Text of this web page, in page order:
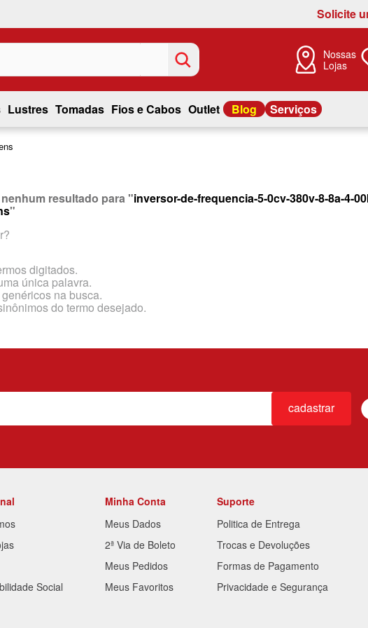
Solicite
Nossas
Lojas
Lustres Tomadas Fios e Cabos Outlet Blog Serviços
resultado para "inversor-de-frequencia-5-0cv-380v-8-8a-4-
"
digitados.
única palavra.
na busca.
do termo desejado.
cadastrar
Social
Minha Conta
Meus Dados
2ª Via de Boleto
Meus Pedidos
Meus Favoritos
Suporte
Politica de Entrega
Trocas e Devoluções
Formas de Pagamento
Privacidade e Segurança